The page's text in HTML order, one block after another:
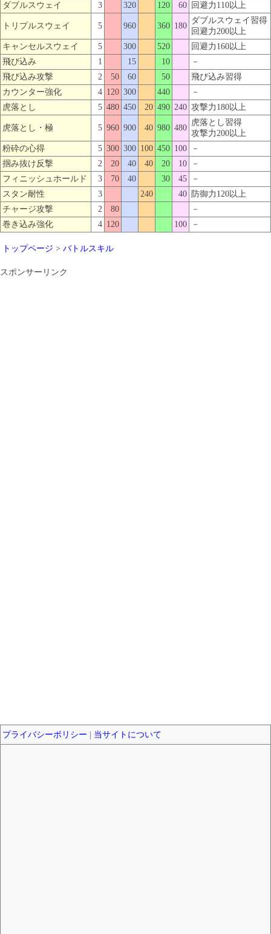
ダブルスウェイ
3 320 120 60 回避力110以上
トリプルスウェイ 5 960 360 180
ダブルスウェイ習得
回避力200以上
キャンセルスウェイ
5 300 520
回避力160以上
飛び込み
1 15 10
－
飛び込み攻撃
2 50 60 50
飛び込み習得
カウンター強化
4 120 300 440
－
虎落とし
5 480 450 20 490 240 攻撃力180以上
虎落とし・極 5 960 900 40 980 480
虎落とし習得
攻撃力200以上
粉砕の心得
5 300 300 100 450 100
－
掴み抜け反撃
2 20 40 40 20 10
－
フィニッシュホールド
3 70 40 30 45
－
スタン耐性
3 240 40 防御力120以上
チャージ攻撃
2 80
－
巻き込み強化
4 120 100 －
トップページ > バトルスキル
スポンサーリンク
プライバシーポリシー 当サイトについて